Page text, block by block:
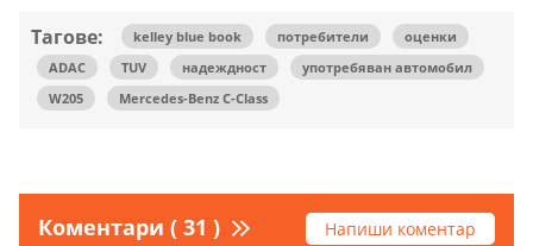
Тагове: kelley blue book потребители
оценки
ADAC
TUV надеждност
употребяван автомобил
W205
Mercedes-Benz C-Class
Коментари ( 31 ) Напиши коментар